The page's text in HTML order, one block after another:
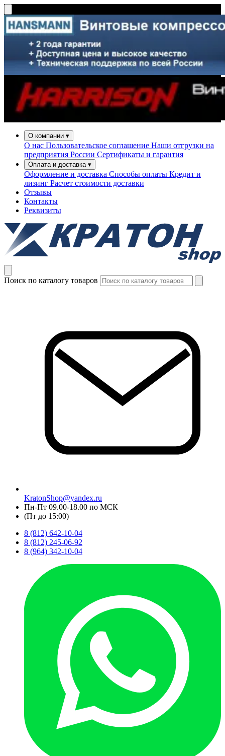
О компании ▾
О нас Пользовательское соглашение Наши отгрузки на
предприятия России Сертификаты и гарантия
Оплата и доставка ▾
Оформление и доставка Способы оплаты Кредит и
лизинг Расчет стоимости доставки
Отзывы
Контакты
Реквизиты
Поиск по каталогу товаров
KratonShop@yandex.ru
Пн-Пт 09.00-18.00 по МСК
(Пт до 15:00)
8 (812) 642-10-04
8 (812) 245-06-92
8 (964) 342-10-04